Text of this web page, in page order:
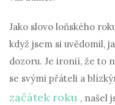
Jako slovo loňského
když jsem si uvědomil,
dozoru. Je ironií, že to
se svými přáteli a
začátek roku , našel